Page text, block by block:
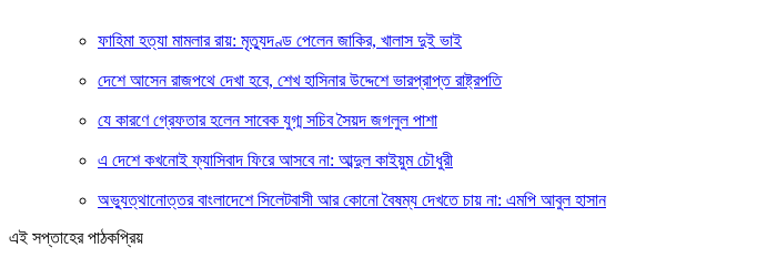
ফাহিমা হত্যা মামলার রায়: মৃত্যুদণ্ড পেলেন জাকির, খালাস দুই ভাই
দেশে আসেন রাজপথে দেখা হবে, শেখ হাসিনার উদ্দেশে ভারপ্রাপ্ত রাষ্ট্রপতি
যে কারণে গ্রেফতার হলেন সাবেক যুগ্ম সচিব সৈয়দ জগলুল পাশা
এ দেশে কখনোই ফ্যাসিবাদ ফিরে আসবে না: আব্দুল কাইয়ুম চৌধুরী
অভ্যুত্থানোত্তর বাংলাদেশে সিলেটবাসী আর কোনো বৈষম্য দেখতে চায় না: এমপি আবুল হাসান
এই সপ্তাহের পাঠকপ্রিয়